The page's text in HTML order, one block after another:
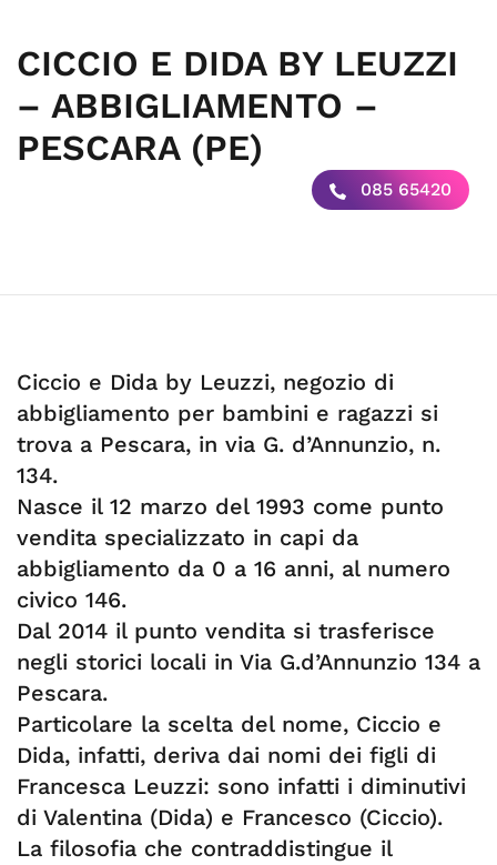
CICCIO E DIDA BY LEUZZI
– ABBIGLIAMENTO –
PESCARA (PE)
085 65420
Ciccio e Dida by Leuzzi, negozio di
abbigliamento per bambini e ragazzi si
trova a Pescara, in via G. d’Annunzio, n.
134.
Nasce il 12 marzo del 1993 come punto
vendita specializzato in capi da
abbigliamento da 0 a 16 anni, al numero
civico 146.
Dal 2014 il punto vendita si trasferisce
negli storici locali in Via G.d’Annunzio 134 a
Pescara.
Particolare la scelta del nome, Ciccio e
Dida, infatti, deriva dai nomi dei figli di
Francesca Leuzzi: sono infatti i diminutivi
di Valentina (Dida) e Francesco (Ciccio).
La filosofia che contraddistingue il